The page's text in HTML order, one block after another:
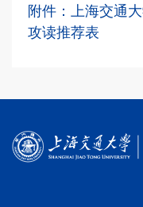
附件：上海交通
攻读推荐表